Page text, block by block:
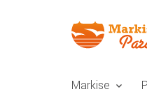
Markise